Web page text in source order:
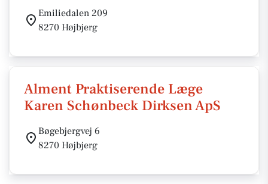
Emiliedalen 209
8270 Højbjerg
Alment Praktiserende Læge
Karen Schønbeck Dirksen ApS
Bøgebjergvej 6
8270 Højbjerg